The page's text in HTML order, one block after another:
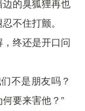
的臭狐狸再也
不住打颤。
终还是开口问
不是朋友吗？
要来害他？”